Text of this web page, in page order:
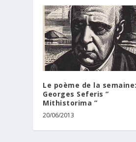
Le poème de la semaine:
Georges Seferis ”
Mithistorima ”
20/06/2013